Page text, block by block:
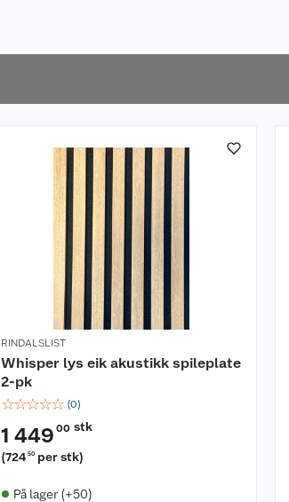
RINDALSLIST
Whisper lys eik akustikk spileplate
2-pk
☆☆☆☆☆ (0)
1 449 00 stk
(724 50 per stk)
På lager (+50)